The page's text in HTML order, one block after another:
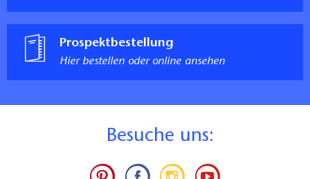
Prospektbestellung
Hier bestellen oder online ansehen
Besuche uns: